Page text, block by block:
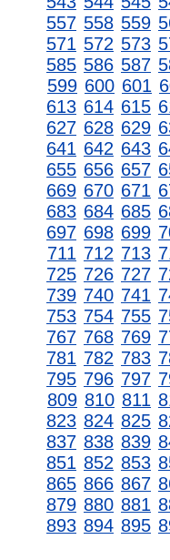
557 558 559
571 572 573
585 586 587
599 600 601
613 614 615
627 628 629
641 642 643
655 656 657
669 670 671
683 684 685
697 698 699
711 712 713
725 726 727
739 740 741
753 754 755
767 768 769
781 782 783
795 796 797
809 810 811
823 824 825
837 838 839
851 852 853
865 866 867
879 880 881
893 894 895